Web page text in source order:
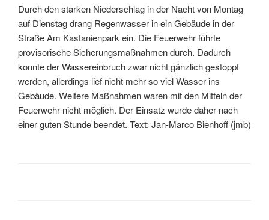
Durch den starken Niederschlag in der Nacht von Montag
auf Dienstag drang Regenwasser in ein Gebäude in der
Straße Am Kastanienpark ein. Die Feuerwehr führte
provisorische Sicherungsmaßnahmen durch. Dadurch
konnte der Wassereinbruch zwar nicht gänzlich gestoppt
werden, allerdings lief nicht mehr so viel Wasser ins
Gebäude. Weitere Maßnahmen waren mit den Mitteln der
Feuerwehr nicht möglich. Der Einsatz wurde daher nach
einer guten Stunde beendet. Text: Jan-Marco Bienhoff (jmb)